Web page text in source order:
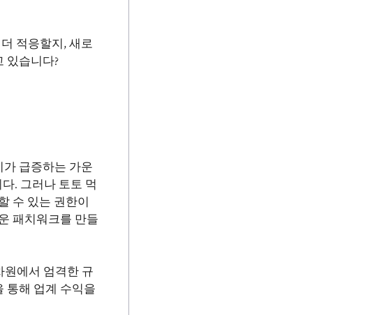
적응할지, 새로
있습니다?
급증하는 가운
. 그러나 토토 먹
수 있는 권한이
패치워크를 만들
원에서 엄격한 규
통해 업계 수익을